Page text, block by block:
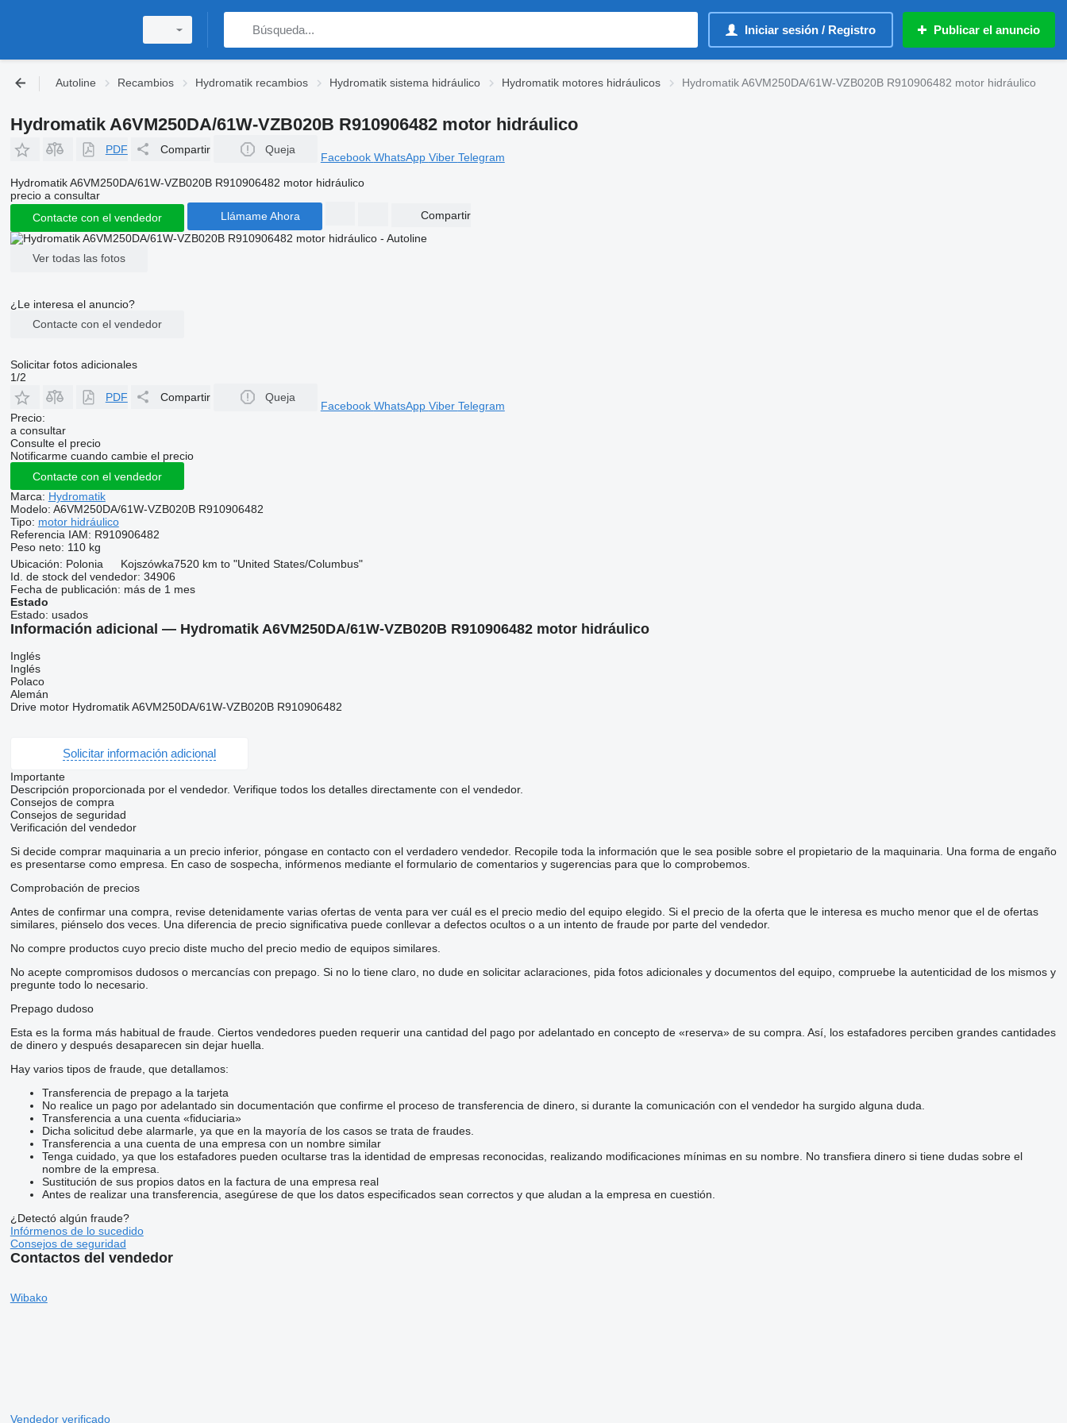
Iniciar sesión / Registro Publicar el anuncio
Autoline Recambios Hydromatik recambios Hydromatik sistema hidráulico Hydromatik motores hidráulicos Hydromatik A6VM250DA/61W-VZB020B R910906482 motor hidráulico
Hydromatik A6VM250DA/61W-VZB020B R910906482 motor hidráulico
PDF Compartir Queja
Facebook WhatsApp Viber Telegram
Hydromatik A6VM250DA/61W-VZB020B R910906482 motor hidráulico
precio a consultar
Contacte con el vendedor
Llámame Ahora Compartir
Ver todas las fotos
¿Le interesa el anuncio?
Contacte con el vendedor
Solicitar fotos adicionales
1/2
PDF
Compartir Queja
Facebook WhatsApp Viber Telegram
Precio:
a consultar
Consulte el precio
Notificarme cuando cambie el precio
Contacte con el vendedor
Marca: Hydromatik
Modelo: A6VM250DA/61W-VZB020B R910906482
Tipo: motor hidráulico
Referencia IAM: R910906482
Peso neto: 110 kg
Ubicación: Polonia Kojszówka7520 km to "United States/Columbus"
Id. de stock del vendedor: 34906
Fecha de publicación: más de 1 mes
Estado
Estado: usados
Información adicional — Hydromatik A6VM250DA/61W-VZB020B R910906482 motor hidráulico
Inglés
Inglés
Polaco
Alemán
Drive motor Hydromatik A6VM250DA/61W-VZB020B R910906482
Solicitar información adicional
Importante
Descripción proporcionada por el vendedor. Verifique todos los detalles directamente con el vendedor.
Consejos de compra
Consejos de seguridad
Verificación del vendedor
Si decide comprar maquinaria a un precio inferior, póngase en contacto con el verdadero vendedor. Recopile toda la información que le sea posible sobre el propietario de la maquinaria. Una forma de engaño
es presentarse como empresa. En caso de sospecha, infórmenos mediante el formulario de comentarios y sugerencias para que lo comprobemos.
Comprobación de precios
Antes de confirmar una compra, revise detenidamente varias ofertas de venta para ver cuál es el precio medio del equipo elegido. Si el precio de la oferta que le interesa es mucho menor que el de ofertas
similares, piénselo dos veces. Una diferencia de precio significativa puede conllevar a defectos ocultos o a un intento de fraude por parte del vendedor.
No compre productos cuyo precio diste mucho del precio medio de equipos similares.
No acepte compromisos dudosos o mercancías con prepago. Si no lo tiene claro, no dude en solicitar aclaraciones, pida fotos adicionales y documentos del equipo, compruebe la autenticidad de los mismos y
pregunte todo lo necesario.
Prepago dudoso
Esta es la forma más habitual de fraude. Ciertos vendedores pueden requerir una cantidad del pago por adelantado en concepto de «reserva» de su compra. Así, los estafadores perciben grandes cantidades
de dinero y después desaparecen sin dejar huella.
Hay varios tipos de fraude, que detallamos:
Transferencia de prepago a la tarjeta
No realice un pago por adelantado sin documentación que confirme el proceso de transferencia de dinero, si durante la comunicación con el vendedor ha surgido alguna duda.
Transferencia a una cuenta «fiduciaria»
Dicha solicitud debe alarmarle, ya que en la mayoría de los casos se trata de fraudes.
Transferencia a una cuenta de una empresa con un nombre similar
Tenga cuidado, ya que los estafadores pueden ocultarse tras la identidad de empresas reconocidas, realizando modificaciones mínimas en su nombre. No transfiera dinero si tiene dudas sobre el
nombre de la empresa.
Sustitución de sus propios datos en la factura de una empresa real
Antes de realizar una transferencia, asegúrese de que los datos especificados sean correctos y que aludan a la empresa en cuestión.
¿Detectó algún fraude?
Infórmenos de lo sucedido
Consejos de seguridad
Contactos del vendedor
Wibako
Vendedor verificado